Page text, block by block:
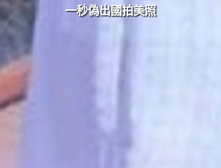
一秒偽出國拍美照